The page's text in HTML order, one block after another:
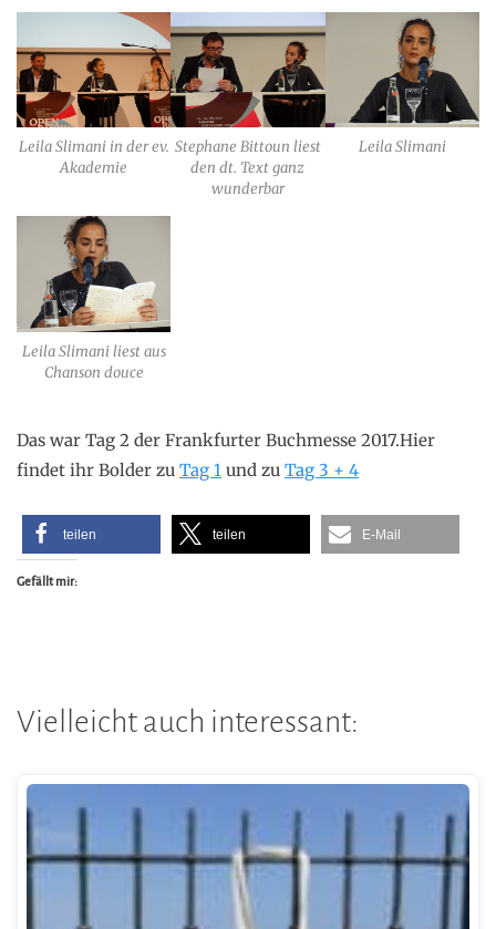
Leila Slimani in der ev.
Akademie
Stephane Bittoun liest
den dt. Text ganz
wunderbar
Leila Slimani
Leila Slimani liest aus
Chanson douce
Das war Tag 2 der Frankfurter Buchmesse 2017.Hier
findet ihr Bolder zu Tag 1 und zu Tag 3 + 4
teilen teilen E-Mail
Gefällt mir:
Vielleicht auch interessant: